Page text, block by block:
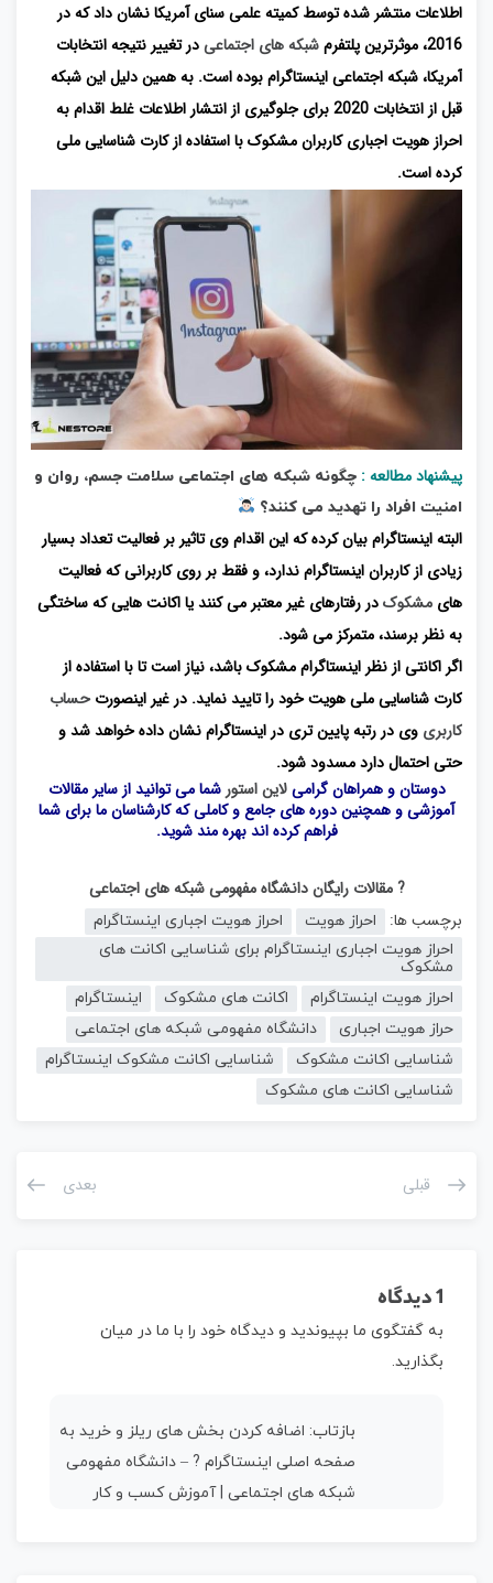
اطلاعات منتشر شده توسط کمیته علمی سنای آمریکا نشان داد که در
2016، موثرترین پلتفرم
شبکه های اجتماعیدر تغییر نتیجه انتخابات
آمریکا، شبکه اجتماعی اینستاگرام بوده است. به همین دلیل این شبکه
قبل از انتخابات 2020 برای جلوگیری از انتشار اطلاعات غلط اقدام به
احراز هویت اجباری کاربران مشکوک با استفاده از کارت شناسایی ملی
کرده است.
پیشنهاد مطالعه : چگونه شبکه های اجتماعی سلامت جسم، روان و
امنیت افراد را تهدید می کنند؟
البته اینستاگرام بیان کرده که این اقدام وی تاثیر بر فعالیت تعداد بسیار
زیادی از کاربران اینستاگرام ندارد، و فقط بر روی کاربرانی که فعالیت
های مشکوکدر رفتارهای غیر معتبر می کنند یا اکانت هایی که ساختگی
به نظر برسند، متمرکز می شود.
اگر اکانتی از نظر اینستاگرام مشکوک باشد، نیاز است تا با استفاده از
کارت شناسایی ملی هویت خود را تایید نماید. در غیر اینصورتحساب
کاربری وی در رتبه پایین تری در اینستاگرام نشان داده خواهد شد و
حتی احتمال دارد مسدود شود.
دوستان و همراهان گرامیلاین استور شما می توانید از سایر مقالات
آموزشی و همچنین دوره های جامع و کاملی که کارشناسان ما برای شما
فراهم کرده اند بهره مند شوید.
? مقالات رایگان دانشگاه مفهومی شبکه های اجتماعی
برچسب ها:
احراز هویت
احراز هویت اجباری اینستاگرام
احراز هویت اجباری اینستاگرام برای شناسایی اکانت های
مشکوک
احراز هویت اینستاگرام
اکانت های مشکوک
اینستاگرام
حراز هویت اجباری
دانشگاه مفهومی شبکه های اجتماعی
شناسایی اکانت مشکوک
شناسایی اکانت مشکوک اینستاگرام
شناسایی اکانت های مشکوک
قبلی بعدی
1 دیدگاه
به گفتگوی ما بپیوندید و دیدگاه خود را با ما در میان
بگذارید.
بازتاب: اضافه کردن بخش های ریلز و خرید به
صفحه اصلی اینستاگرام ? – دانشگاه مفهومی
شبکه های اجتماعی | آموزش کسب و کار